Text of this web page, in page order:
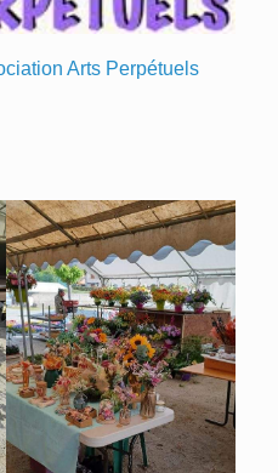
Arts Perpétuels